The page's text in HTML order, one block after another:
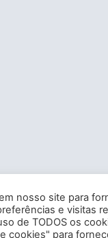
nosso site para
e visitas
de TODOS os
cookies" para